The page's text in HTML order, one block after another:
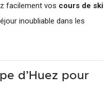
facilement vos cours de ski
inoubliable dans les
d’Huez pour